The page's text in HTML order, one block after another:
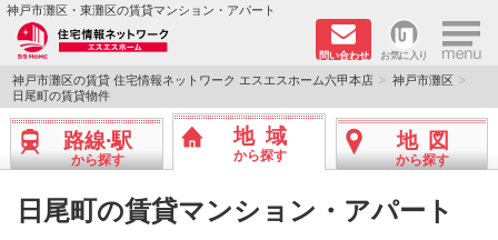
神戸市灘区・東灘区の賃貸マンション・アパート
問い合わせ お気に入り ×
TOPページ
新着物件
神戸市灘区の賃貸 住宅情報ネットワーク エスエスホーム六甲本店
神戸市灘区
日尾町の賃貸物件
路線·駅
から探す
地域
から探す
地図
から探す
日尾町の賃貸マンション・アパート